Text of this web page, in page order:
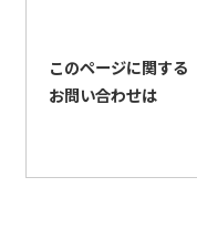
このページに関する
お問い合わせは